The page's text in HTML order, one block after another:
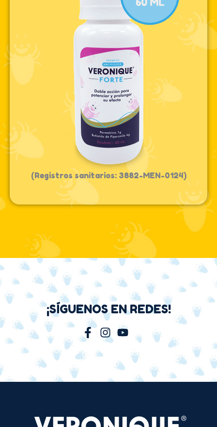
(Registros sanitarios: 3882-MEN-0124)
¡SÍGUENOS EN REDES!